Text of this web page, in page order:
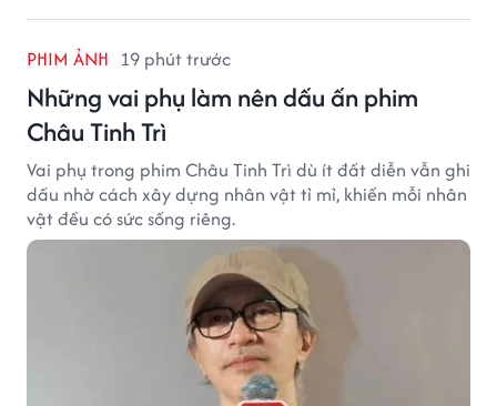
PHIM ẢNH 19 phút trước
Những vai phụ làm nên dấu ấn phim
Châu Tinh Trì
Vai phụ trong phim Châu Tinh Trì dù ít đất diễn vẫn ghi
dấu nhờ cách xây dựng nhân vật tỉ mỉ, khiến mỗi nhân
vật đều có sức sống riêng.